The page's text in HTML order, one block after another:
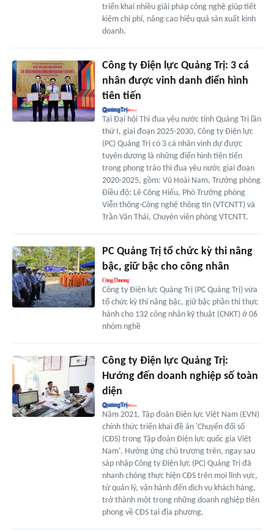
triển khai nhiều giải pháp công nghệ giúp tiết
kiệm chi phí, nâng cao hiệu quả sản xuất kinh
doanh.
Công ty Điện lực Quảng Trị: 3 cá
nhân được vinh danh điển hình
tiên tiến
Tại Đại hội Thi đua yêu nước tỉnh Quảng Trị lần
thứ I, giai đoạn 2025-2030, Công ty Điện lực
(PC) Quảng Trị có 3 cá nhân vinh dự được
tuyên dương là những điển hình tiên tiến
trong phong trào thi đua yêu nước giai đoạn
2020-2025, gồm: Vũ Hoài Nam, Trưởng phòng
Điều độ; Lê Công Hiếu, Phó Trưởng phòng
Viễn thông-Công nghệ thông tin (VTCNTT) và
Trần Văn Thái, Chuyên viên phòng VTCNTT.
PC Quảng Trị tổ chức kỳ thi nâng
bậc, giữ bậc cho công nhân
Công ty Điện lực Quảng Trị (PC Quảng Trị) vừa
tổ chức kỳ thi nâng bậc, giữ bậc phần thi thực
hành cho 132 công nhân kỹ thuật (CNKT) ở 06
nhóm nghề
Công ty Điện lực Quảng Trị:
Hướng đến doanh nghiệp số toàn
diện
Năm 2021, Tập đoàn Điện lực Việt Nam (EVN)
chính thức triển khai đề án 'Chuyển đổi số
(CĐS) trong Tập đoàn Điện lực quốc gia Việt
Nam'. Hưởng ứng chủ trương trên, ngay sau
sáp nhập Công ty Điện lực (PC) Quảng Trị đã
nhanh chóng thực hiện CĐS trên mọi lĩnh vực,
từ quản lý, vận hành đến dịch vụ khách hàng,
trở thành một trong những doanh nghiệp tiên
phong về CĐS tại địa phương.